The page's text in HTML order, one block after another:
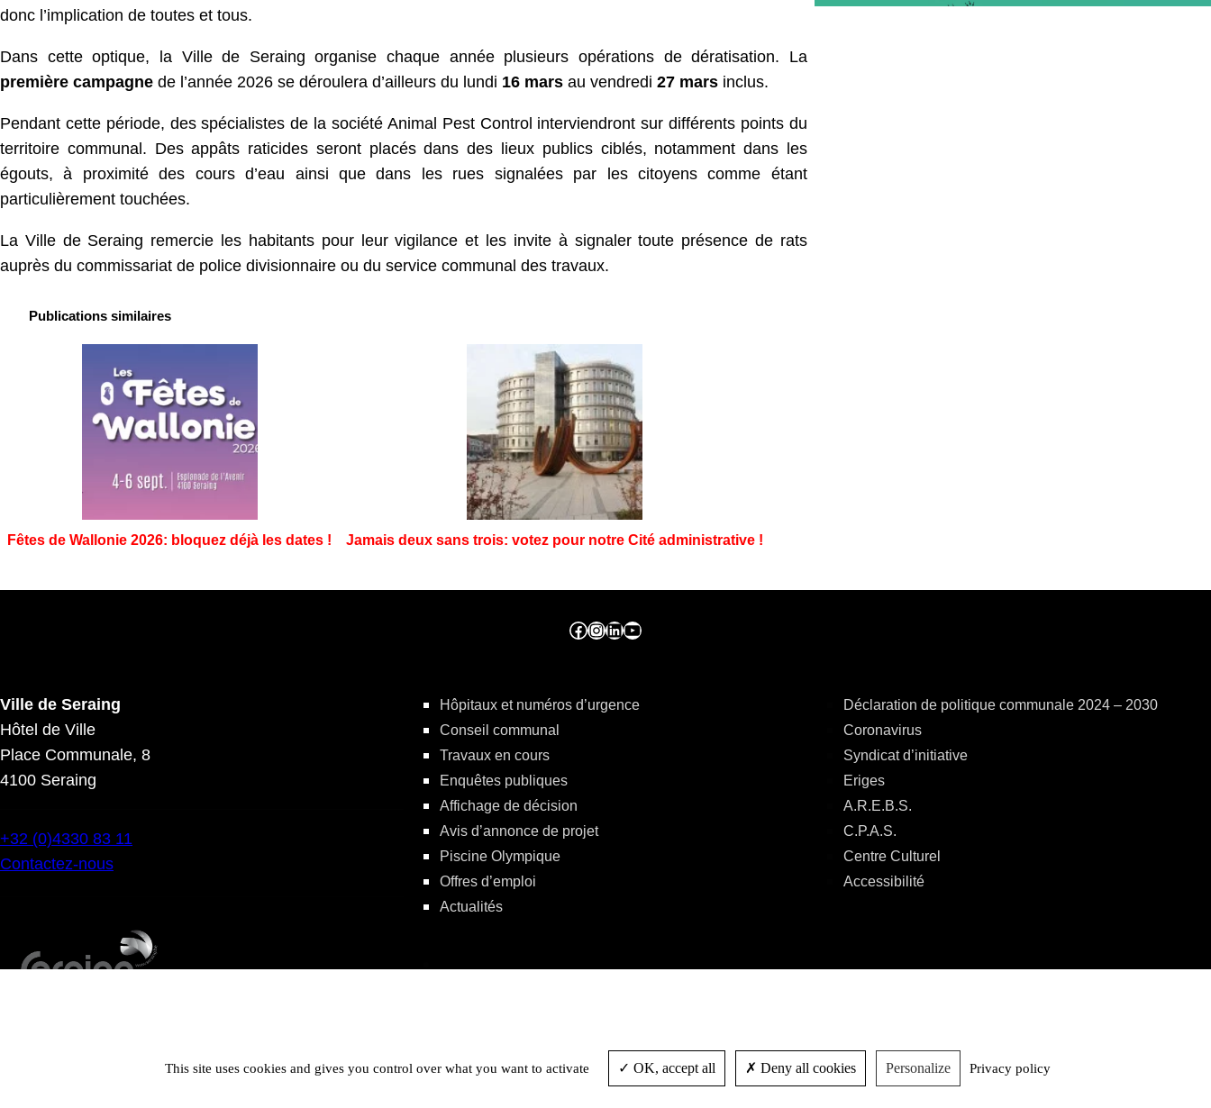
donc l’implication de toutes et tous.
Dans cette optique, la Ville de Seraing organise chaque année plusieurs opérations de dératisation. La
première campagne de l’année 2026 se déroulera d’ailleurs du lundi 16 mars au vendredi 27 mars inclus.
Pendant cette période, des spécialistes de la société Animal Pest Control interviendront sur différents points du
territoire communal. Des appâts raticides seront placés dans des lieux publics ciblés, notamment dans les
égouts, à proximité des cours d’eau ainsi que dans les rues signalées par les citoyens comme étant
particulièrement touchées.
La Ville de Seraing remercie les habitants pour leur vigilance et les invite à signaler toute présence de rats
auprès du commissariat de police divisionnaire ou du service communal des travaux.
Publications similaires
Fêtes de Wallonie 2026: bloquez déjà les dates ! Jamais deux sans trois: votez pour notre Cité administrative !
Facebook ville de seraing Instragram ville de seraing linkedin – ville de seraing YouTube
Ville de Seraing
Hôtel de Ville
Place Communale, 8
4100 Seraing
+32 (0)4330 83 11
Contactez-nous
Hôpitaux et numéros d’urgence
Conseil communal
Travaux en cours
Enquêtes publiques
Affichage de décision
Avis d’annonce de projet
Piscine Olympique
Offres d’emploi
Actualités
Déclaration de politique communale 2024 – 2030
Coronavirus
Syndicat d’initiative
Eriges
A.R.E.B.S.
C.P.A.S.
Centre Culturel
Accessibilité
This site uses cookies and gives you control over what you want to activate OK, accept all Deny all cookies Personalize Privacy policy